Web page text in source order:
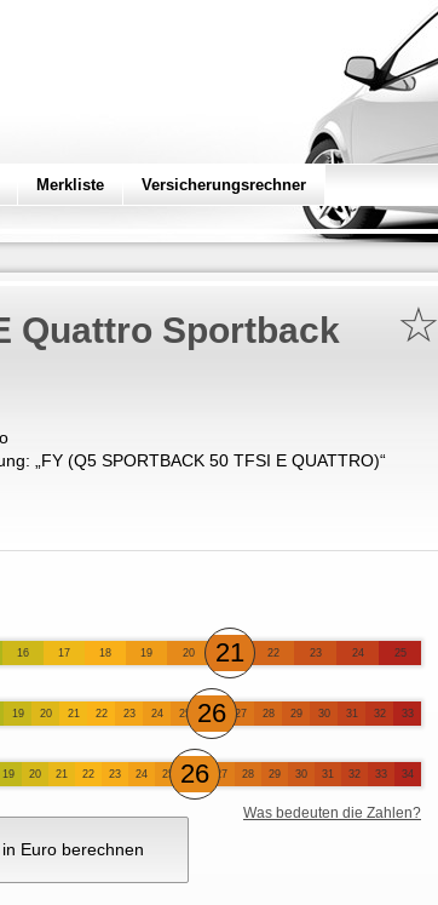
Merkliste Versicherungsrechner
☆
Quattro Sportback
„ FY (Q5 SPORTBACK 50 TFSI E QUATTRO)“
16 17 18 19 20 21 22 23 24 25
19 20 21 22 23 24 25 26 27 28 29 30 31 32 33
19 20 21 22 23 24 25 26 27 28 29 30 31 32 33 34
Euro berechnen
Was bedeuten die Zahlen?